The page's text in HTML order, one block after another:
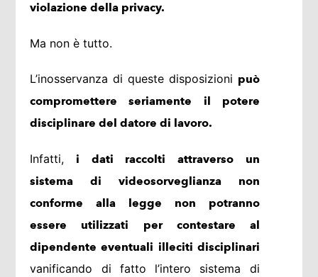
violazione della privacy.
Ma non è tutto.
L’inosservanza di queste disposizioni può
compromettere seriamente il potere
disciplinare del datore di lavoro.
Infatti, i dati raccolti attraverso un
sistema di videosorveglianza non
conforme alla legge non potranno
essere utilizzati per contestare al
dipendente eventuali illeciti disciplinari
vanificando di fatto l’intero sistema di